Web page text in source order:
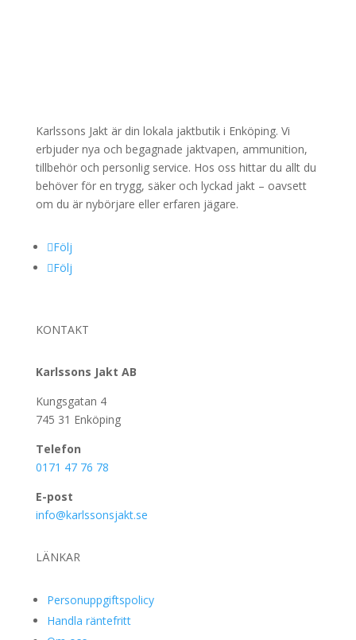
Karlssons Jakt är din lokala jaktbutik i Enköping. Vi
erbjuder nya och begagnade jaktvapen, ammunition,
tillbehör och personlig service. Hos oss hittar du allt du
behöver för en trygg, säker och lyckad jakt – oavsett
om du är nybörjare eller erfaren jägare.
Följ
Följ
KONTAKT
Karlssons Jakt AB
Kungsgatan 4
745 31 Enköping
Telefon
0171 47 76 78
E-post
info@karlssonsjakt.se
LÄNKAR
Personuppgiftspolicy
Handla räntefritt